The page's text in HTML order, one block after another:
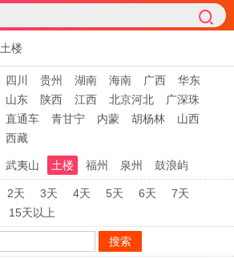
土楼
四川 贵州 湖南 海南 广西
华东
山东 陕西 江西 北京河北
广深珠
直通车 青甘宁 内蒙 胡杨林
山西
西藏
武夷山 土楼 福州 泉州 鼓浪屿
2天 3天 4天 5天 6天
7天
15天以上